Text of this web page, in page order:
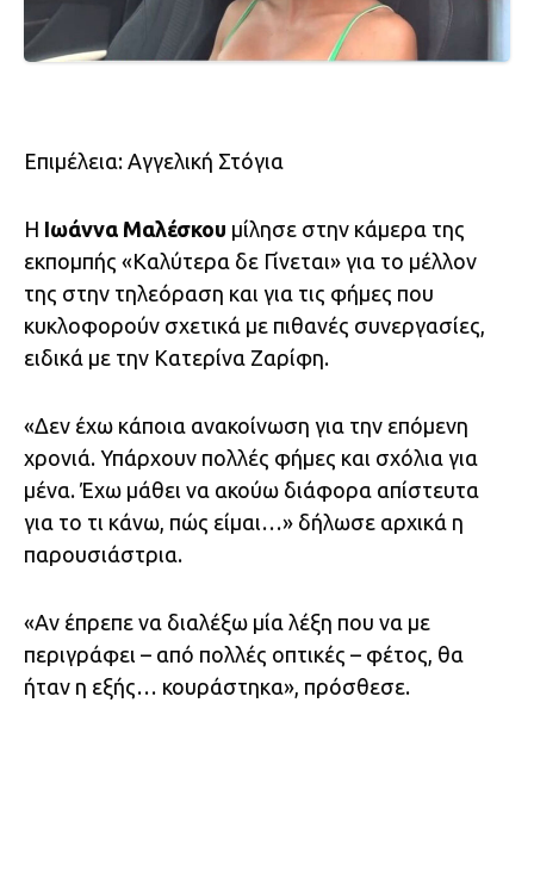
Επιμέλεια: Αγγελική Στόγια
Η Ιωάννα Μαλέσκου μίλησε στην κάμερα της
εκπομπής «Καλύτερα δε Γίνεται» για το μέλλον
της στην τηλεόραση και για τις φήμες που
κυκλοφορούν σχετικά με πιθανές συνεργασίες,
ειδικά με την Κατερίνα Ζαρίφη.
«Δεν έχω κάποια ανακοίνωση για την επόμενη
χρονιά. Υπάρχουν πολλές φήμες και σχόλια για
μένα. Έχω μάθει να ακούω διάφορα απίστευτα
για το τι κάνω, πώς είμαι…» δήλωσε αρχικά η
παρουσιάστρια.
«Αν έπρεπε να διαλέξω μία λέξη που να με
περιγράφει – από πολλές οπτικές – φέτος, θα
ήταν η εξής… κουράστηκα», πρόσθεσε.